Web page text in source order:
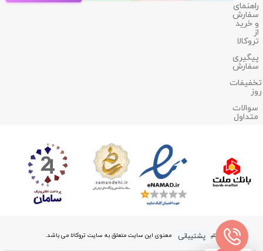
راهنمای
سفارش
و خرید
از
تروکالا
پیگیری
سفارش
تخفیفات
روز
سوالات
متداول
کلیه حقوق مادی و معنوی این سایت متعلق به سایت تروکالا می باشد.
پشتیبانی